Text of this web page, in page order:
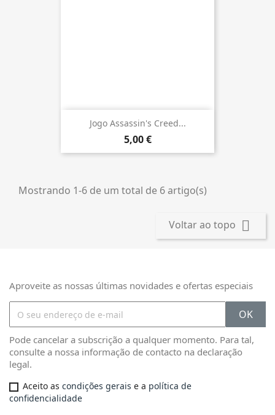
Jogo Assassin's Creed...
5,00 €
Mostrando 1-6 de um total de 6 artigo(s)
Voltar ao topo 
Aproveite as nossas últimas novidades e ofertas especiais
Pode cancelar a subscrição a qualquer momento. Para tal,
consulte a nossa informação de contacto na declaração
legal.
Aceito as condições gerais e a política de
confidencialidade